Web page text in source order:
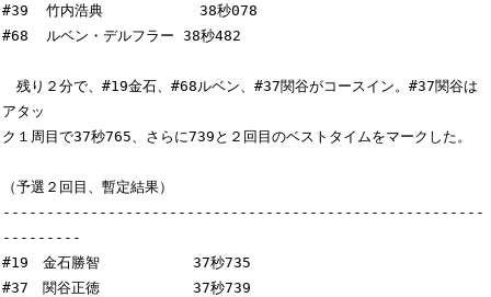
#39  竹内浩典           38秒078
#68  ルベン・デルフラー 38秒482
残り２分で、#19金石、#68ルベン、#37関谷がコースイン。#37関谷は
アタッ
ク１周目で37秒765、さらに739と２回目のベストタイムをマークした。
（予選２回目、暫定結果）
-------------------------------------------------------
---------
#19　金石勝智         　37秒735
#37　関谷正徳         　37秒739